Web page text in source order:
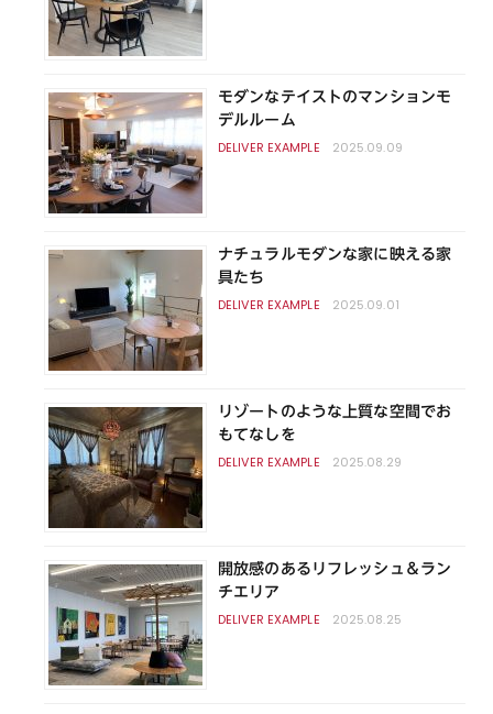
モダンなテイストのマンションモ
デルルーム
2025.09.09
ナチュラルモダンな家に映える家
具たち
2025.09.01
リゾートのような上質な空間でお
もてなしを
2025.08.29
開放感のあるリフレッシュ＆ラン
チエリア
2025.08.25